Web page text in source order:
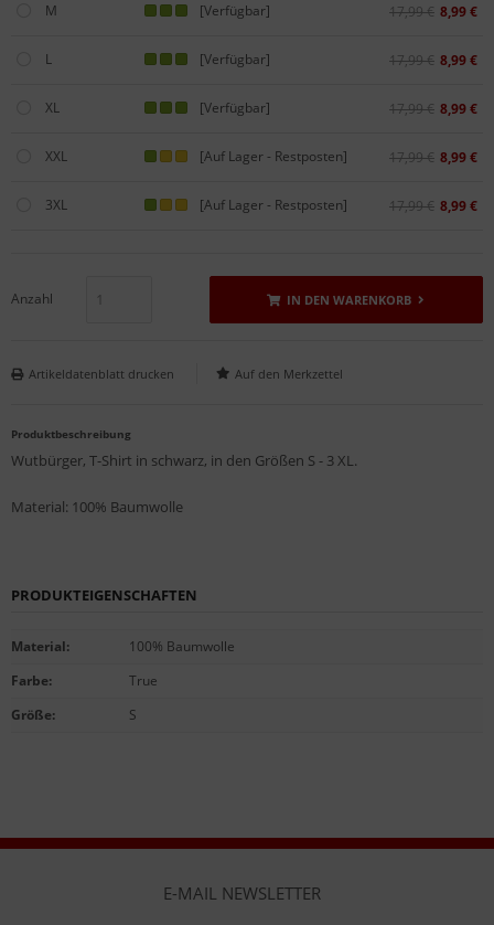
M [Verfügbar] 17,99 € 8,99 €
L [Verfügbar] 17,99 € 8,99 €
XL [Verfügbar] 17,99 € 8,99 €
XXL [Auf Lager - Restposten] 17,99 € 8,99 €
3XL [Auf Lager - Restposten] 17,99 € 8,99 €
Anzahl IN DEN WARENKORB
Artikeldatenblatt drucken
Produktbeschreibung
Wutbürger, T-Shirt in schwarz, in den Größen S - 3 XL.
Material: 100% Baumwolle
PRODUKTEIGENSCHAFTEN
Material:
100% Baumwolle
Farbe:
True
Größe: S
E-MAIL NEWSLETTER